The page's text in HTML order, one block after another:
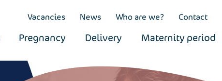
Vacancies News Who are we? Contact
Pregnancy Delivery Maternity period